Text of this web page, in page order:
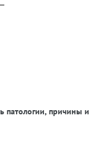
патологии, причины и